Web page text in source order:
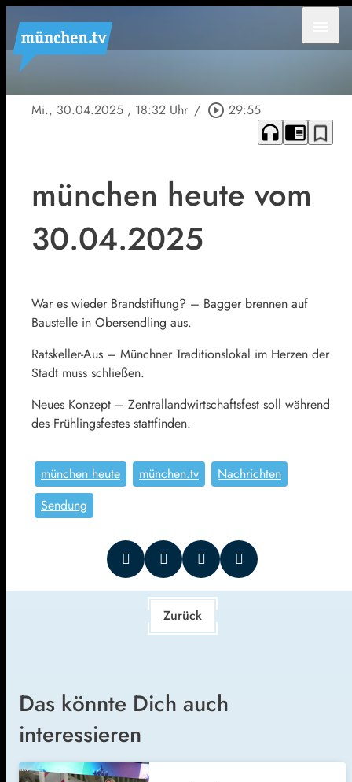
Mi., 30.04.2025 , 18:32 Uhr / play_circle_outline 29:55
headphones chrome_reader_mode bookmark_border
münchen heute vom
30.04.2025
War es wieder Brandstiftung? – Bagger brennen auf
Baustelle in Obersendling aus.
Ratskeller-Aus – Münchner Traditionslokal im Herzen der
Stadt muss schließen.
Neues Konzept – Zentrallandwirtschaftsfest soll während
des Frühlingsfestes stattfinden.
münchen heute münchen.tv
Nachrichten
Sendung
Zurück
Das könnte Dich auch
interessieren